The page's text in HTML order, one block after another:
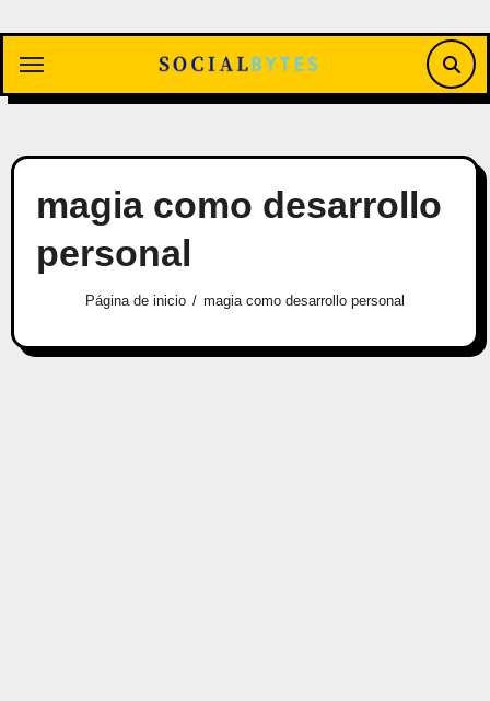
contenido
magia como desarrollo
personal
Página de inicio magia como desarrollo personal